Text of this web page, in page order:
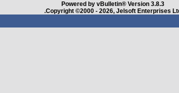
Powered by vBulletin® Version 3.8.3
Copyright ©2000 - 2026, Jelsoft Enterprises